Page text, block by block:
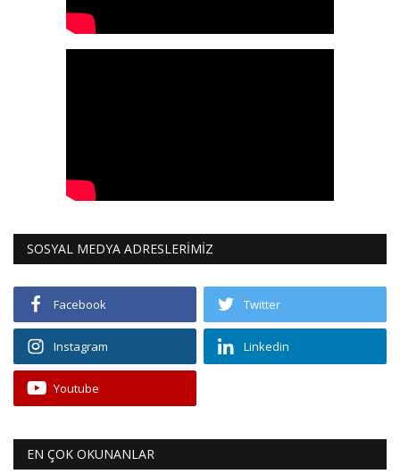
SOSYAL MEDYA ADRESLERİMİZ
Facebook Twitter
Instagram Linkedin
Youtube
EN ÇOK OKUNANLAR